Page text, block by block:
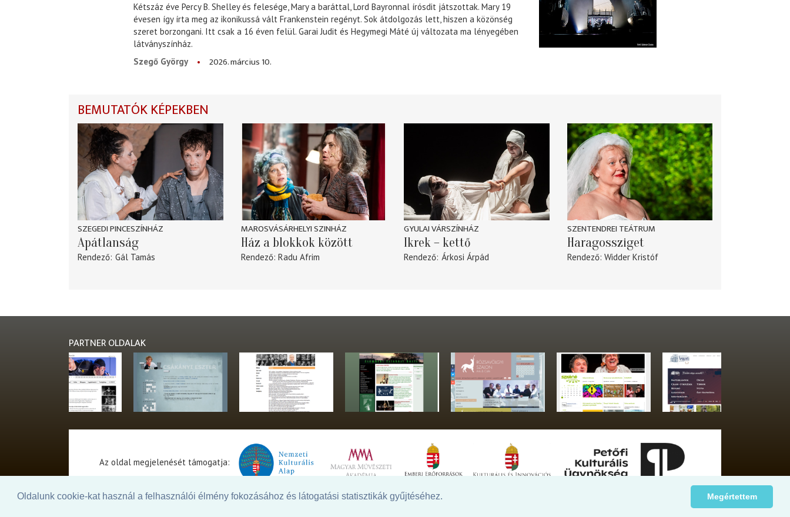
Oldalunk cookie-kat használ a felhasználói élmény fokozásához és látogatási statisztikák gyűjtéséhez. Megértettem
Kétszáz éve Percy B. Shelley és felesége, Mary a baráttal, Lord Bayronnal írósdit játszottak. Mary 19
évesen így írta meg az ikonikussá vált Frankenstein regényt. Sok átdolgozás lett, hiszen a közönség
szeret borzongani. Itt csak a 16 éven felül. Garai Judit és Hegymegi Máté új változata ma lényegében
látványszínház.
Szegő György
2026. március 10.
BEMUTATÓK KÉPEKBEN
SZEGEDI PINCESZÍNHÁZ
Apátlanság
Rendező Gál Tamás
MAROSVÁSÁRHELYI SZINHÁZ
Ház a blokkok között
Rendező Radu Afrim
GYULAI VÁRSZÍNHÁZ
Ikrek – kettő
Rendező Árkosi Árpád
SZENTENDREI TEÁTRUM
Haragossziget
Rendező Widder Kristóf
PARTNER OLDALAK
Az oldal megjelenését támogatja: